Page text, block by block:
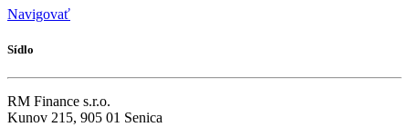
Navigovať
Sídlo
RM Finance s.r.o.
Kunov 215, 905 01 Senica